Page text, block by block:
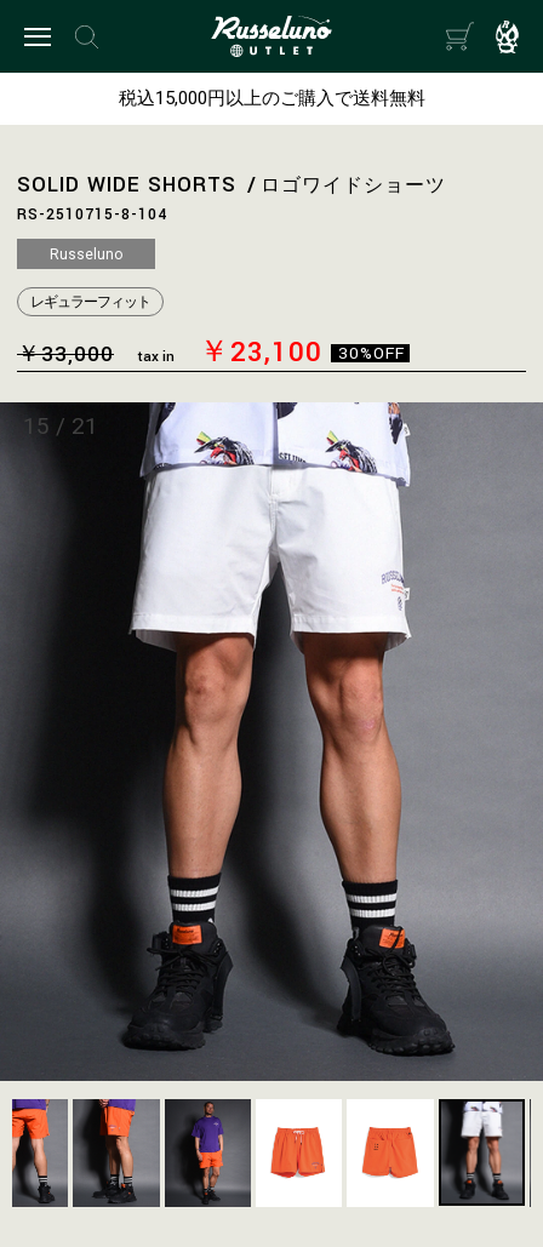
税込15,000円以上のご購入で送料無料
SOLID WIDE SHORTS ロゴワイドショーツ
RS-2510715-8-104
Russeluno
レギュラーフィット
￥33,000 tax in ￥23,100 30%OFF
15 / 21